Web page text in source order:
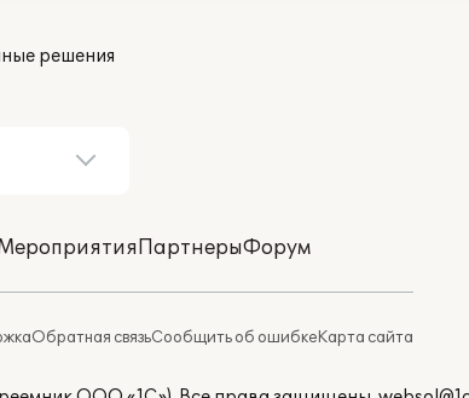
решения
ПартнерыФорум
Обратная связьСообщить об ошибкеКарта сайта